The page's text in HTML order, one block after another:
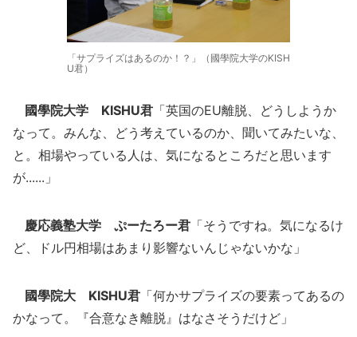
「サプライズはあるのか！？」（國學院大学のKISH
U君）
國學院大学 KISHU君 「英国のEU離脱、どうしようか
なって。みんな、どう考えているのか、聞いてみたいな、
と。相場やっている人は、気になるところだと思います
が......」
慶応義塾大学 ぷーたろー君 「そうですね。気になるけ
ど、ドル円相場はあまり影響ないんじゃないかな」
國學院大 KISHU君 「何かサプライズの要素ってあるの
かなって。『合意なき離脱』はなさそうだけど」